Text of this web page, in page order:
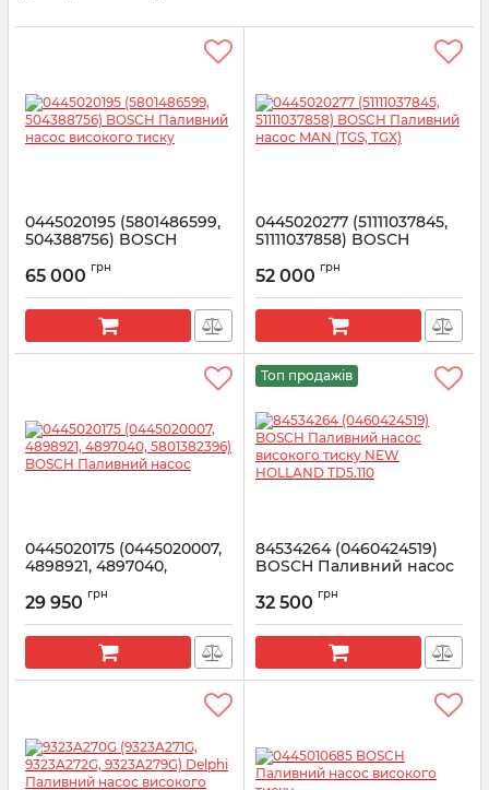
0445020195 (5801486599,
504388756) BOSCH
високого тиску
Артикул: 0445020195
65 000 грн
0445020277 (51111037845,
51111037858) BOSCH
(TGS, TGX)
Артикул: 0445020277
52 000 грн
0445020175 (0445020007,
4898921, 4897040,
Паливний насос
Артикул: 0445020175
29 950 грн
Топ продажів
84534264 (0460424519)
BOSCH Паливний насос
HOLLAND TD5.110
Артикул: 0460424519
32 500 грн